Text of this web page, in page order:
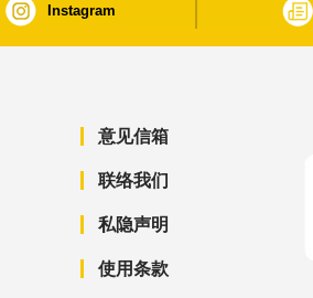
Instagram
意见信箱
联络我们
私隐声明
使用条款